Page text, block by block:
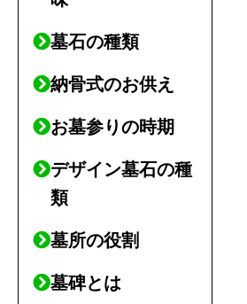
墓石の種類
納骨式のお供え
お墓参りの時期
デザイン墓石の種
類
墓所の役割
墓碑とは